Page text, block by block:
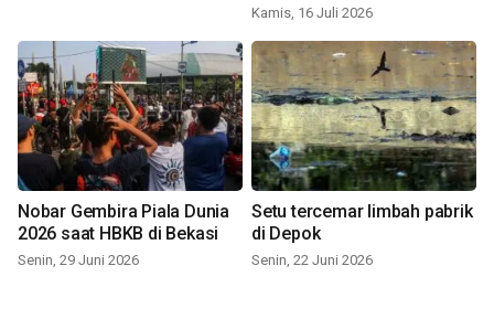
Kamis, 16 Juli 2026
Nobar Gembira Piala Dunia
2026 saat HBKB di Bekasi
Senin, 29 Juni 2026
Setu tercemar limbah pabrik
di Depok
Senin, 22 Juni 2026